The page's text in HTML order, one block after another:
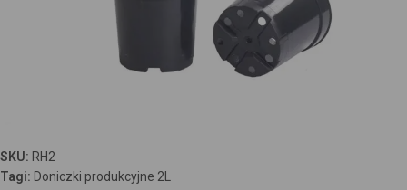
SKU: RH2
Tagi: Doniczki produkcyjne 2L